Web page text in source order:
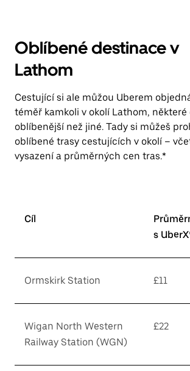
Oblíbené destinace v
Lathom
Cestující si ale můžou Uberem
téměř kamkoli v okolí Lathom, některé
oblíbenější než jiné. Tady si můžeš
oblíbené trasy cestujících v okolí –
vysazení a průměrných cen tras.*
Cíl
s
Ormskirk Station £11
Wigan North Western
Railway Station (WGN)
£22